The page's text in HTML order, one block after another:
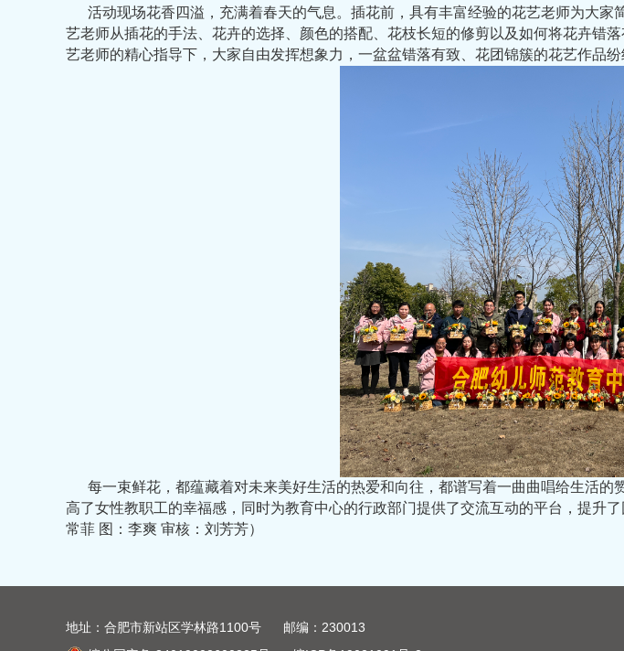
活动现场花香四溢，充满着春天的气息。插花前，具有丰富经验的花艺老师为大
艺老师从插花的手法、花卉的选择、颜色的搭配、花枝长短的修剪以及如何将花卉错
艺老师的精心指导下，大家自由发挥想象力，一盆盆错落有致、花团锦簇的花艺作品纷
每一束鲜花，都蕴藏着对未来美好生活的热爱和向往，都谱写着一曲曲唱给生活
高了女性教职工的幸福感，同时为教育中心的行政部门提供了交流互动的平台，提升
常菲 图：李爽 审核：刘芳芳）
地址：合肥市新站区学林路1100号 邮编：230013